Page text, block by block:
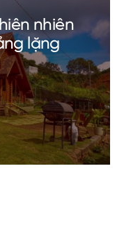
nhiên
lặng